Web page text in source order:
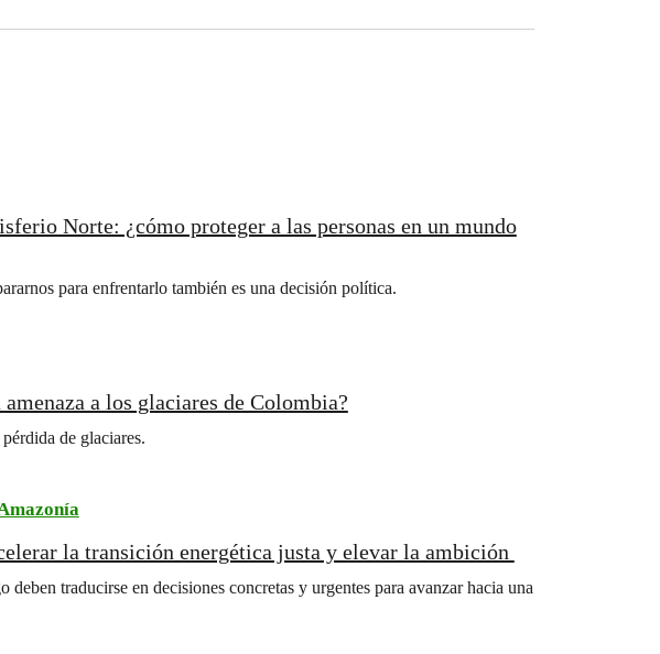
Norte: ¿cómo proteger a las personas en un mundo
para enfrentarlo también es una decisión política.
a los glaciares de Colombia?
de glaciares.
la transición energética justa y elevar la ambición
deben traducirse en decisiones concretas y urgentes para avanzar hacia una